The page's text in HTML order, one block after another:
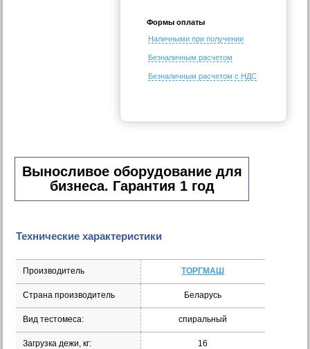
Формы оплаты
Наличными при получении
Безналичным расчетом
Безналичным расчетом с НДС
Выносливое оборудование для
бизнеса. Гарантия 1 год
Технические характеристики
Производитель ТОРГМАШ
Страна производитель Беларусь
Вид тестомеса: спиральный
Загрузка дежи, кг: 16